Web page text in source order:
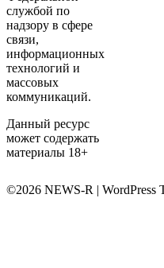
службой по
надзору в сфере
связи,
информационных
технологий и
массовых
коммуникаций.
Данный ресурс
может содержать
материалы 18+
©2026 NEWS-R | WordPress